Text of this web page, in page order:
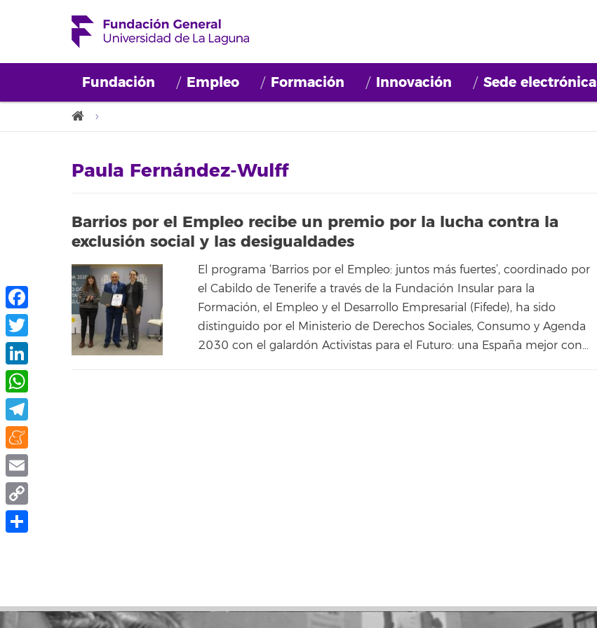
Fundación Empleo Formación Innovación Sede electrónica
Paula Fernández-Wulff
Barrios por el Empleo recibe un premio por la lucha contra la
exclusión social y las desigualdades
El programa ‘Barrios por el Empleo: juntos más fuertes’, coordinado por
el Cabildo de Tenerife a través de la Fundación Insular para la
Formación, el Empleo y el Desarrollo Empresarial (Fifede), ha sido
distinguido por el Ministerio de Derechos Sociales, Consumo y Agenda
2030 con el galardón Activistas para el Futuro: una España mejor con…
Facebook
Twitter
LinkedIn
WhatsApp
Telegram
Meneame
Email
Copy